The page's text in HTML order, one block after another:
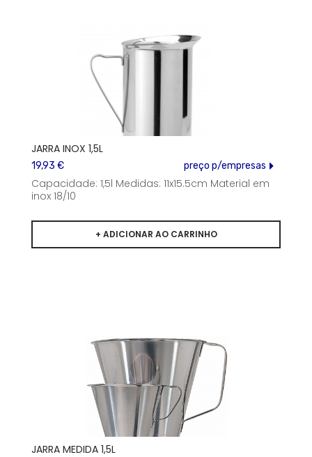
JARRA INOX 1,5L
19,93 € preço p/empresas
Capacidade: 1,5l Medidas: 11x15.5cm Material em
inox 18/10
JARRA MEDIDA 1,5L